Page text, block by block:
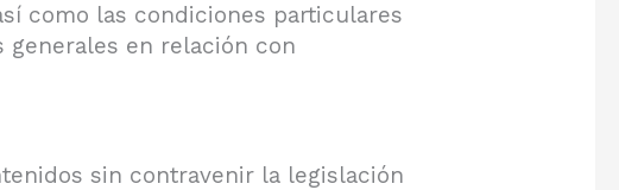
como las condiciones particulares
en relación con
sin contravenir la legislación